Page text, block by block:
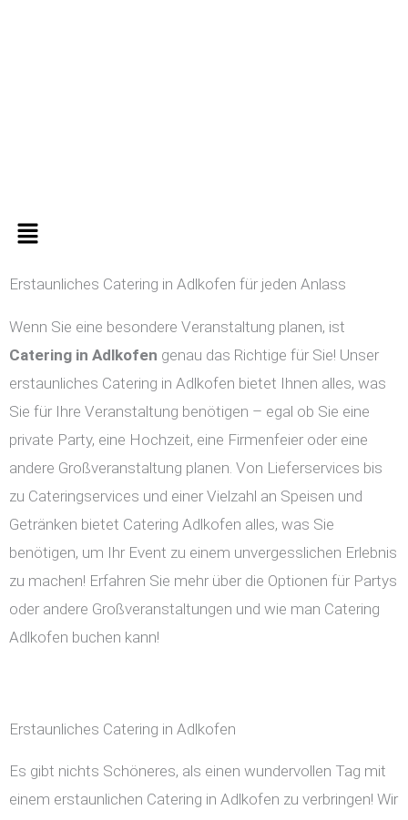
Menü
Erstaunliches Catering in Adlkofen für jeden Anlass
Wenn Sie eine besondere Veranstaltung planen, ist
Catering in Adlkofen genau das Richtige für Sie! Unser
erstaunliches Catering in Adlkofen bietet Ihnen alles, was
Sie für Ihre Veranstaltung benötigen – egal ob Sie eine
private Party, eine Hochzeit, eine Firmenfeier oder eine
andere Großveranstaltung planen. Von Lieferservices bis
zu Cateringservices und einer Vielzahl an Speisen und
Getränken bietet Catering Adlkofen alles, was Sie
benötigen, um Ihr Event zu einem unvergesslichen Erlebnis
zu machen! Erfahren Sie mehr über die Optionen für Partys
oder andere Großveranstaltungen und wie man Catering
Adlkofen buchen kann!
Erstaunliches Catering in Adlkofen
Es gibt nichts Schöneres, als einen wundervollen Tag mit
einem erstaunlichen Catering in Adlkofen zu verbringen! Wir